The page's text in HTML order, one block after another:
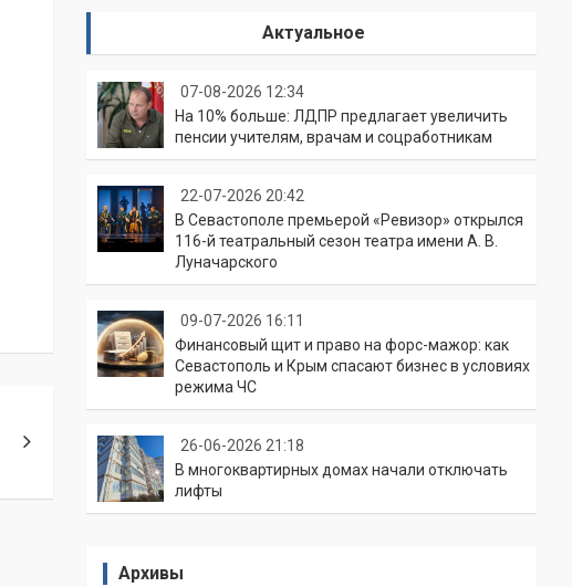
Актуальное
07-08-2026 12:34
На 10% больше: ЛДПР предлагает увеличить
пенсии учителям, врачам и соцработникам
22-07-2026 20:42
В Севастополе премьерой «Ревизор» открылся
116-й театральный сезон театра имени А. В.
Луначарского
09-07-2026 16:11
Финансовый щит и право на форс-мажор: как
Севастополь и Крым спасают бизнес в условиях
режима ЧС
26-06-2026 21:18
В многоквартирных домах начали отключать
лифты
Архивы